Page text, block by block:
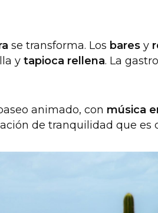
se transforma. Los baresy
y tapioca rellena. La
animado, con música
de tranquilidad que es